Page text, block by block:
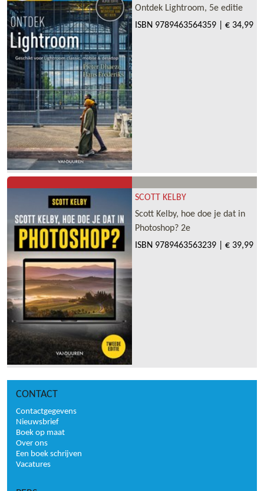
Ontdek Lightroom, 5e editie
ISBN 9789463564359 € 34,99
SCOTT KELBY
Scott Kelby, hoe doe je dat in
Photoshop? 2e
ISBN 9789463563239 € 39,99
CONTACT
Contactgegevens
Nieuwsbrief
Boek op maat
Over ons
Een boek schrijven
Vacatures